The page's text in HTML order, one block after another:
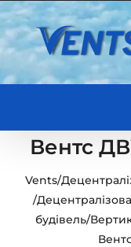
Skip
to
content
Вентс
Vents/
/
будівель/